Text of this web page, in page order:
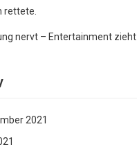
rettete.
nervt – Entertainment zieht
2021